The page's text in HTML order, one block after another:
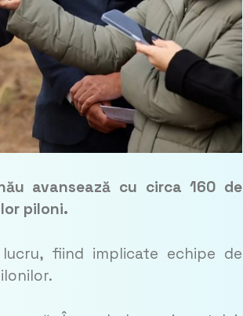
avansează cu circa 160 de
piloni.
fiind implicate echipe de